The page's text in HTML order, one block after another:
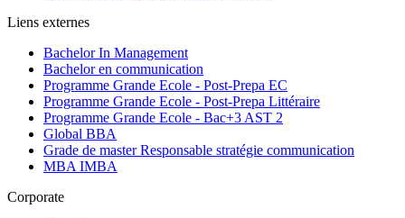
Liens externes
Bachelor In Management
Bachelor en communication
Programme Grande Ecole - Post-Prepa EC
Programme Grande Ecole - Post-Prepa Littéraire
Programme Grande Ecole - Bac+3 AST 2
Global BBA
Grade de master Responsable stratégie communication
MBA IMBA
Corporate